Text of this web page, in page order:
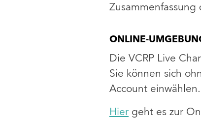
Zusammenfassung
ONLINE-
Die VCRP Live
Sie können sich
Account einwählen.
Hier geht es zur